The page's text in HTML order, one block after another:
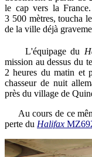
le cap vers la
3 500 mètres, toucha
de la ville déjà
L'équipage du
mission au dessus du
2 heures du matin et
chasseur de nuit
près du village de
Au cours de ce
perte du Halifax